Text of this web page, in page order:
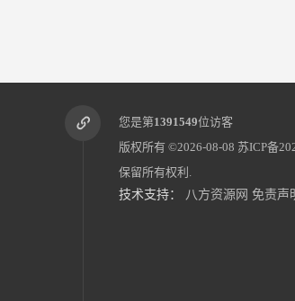
您是第1391549位访客
版权所有 ©2026-08-08 苏ICP备
保留所有权利.
技术支持：
八方资源网 免责声